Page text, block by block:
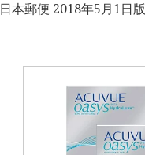
日本郵便 2018年5月1日版